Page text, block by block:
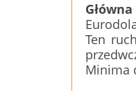
Ten
Minima